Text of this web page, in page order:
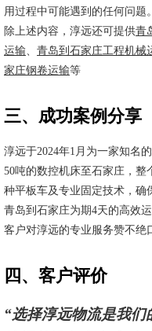
用过程中可能遇到的任何问题。
除上述内容，淳远还可提供青
运输、 青岛到石家庄工程机械
家庄钢卷运输等
三、成功案例分享
淳远于2024年1月为一家知名
50吨的数控机床至石家庄，
种平板车及专业固定技术，确
青岛到石家庄为期4天的高效
客户对淳远的专业服务赞不绝
四、客户评价
“选择淳远物流是我